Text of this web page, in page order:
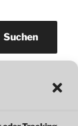
Suchen